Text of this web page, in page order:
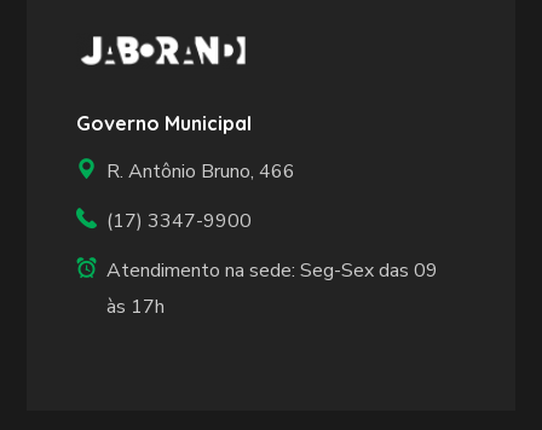
Governo Municipal
R. Antônio Bruno, 466
(17) 3347-9900
Atendimento na sede: Seg-Sex das 09
às 17h